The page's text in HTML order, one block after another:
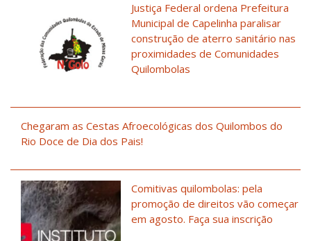
Justiça Federal ordena Prefeitura
Municipal de Capelinha paralisar
construção de aterro sanitário nas
proximidades de Comunidades
Quilombolas
Chegaram as Cestas Afroecológicas dos Quilombos do
Rio Doce de Dia dos Pais!
Comitivas quilombolas: pela
promoção de direitos vão começar
em agosto. Faça sua inscrição